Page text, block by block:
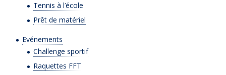
Tennis à l’école
Prêt de matériel
Evénements
Challenge sportif
Raquettes FFT